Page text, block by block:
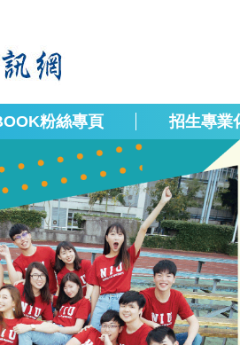
粉絲專頁 招生專業